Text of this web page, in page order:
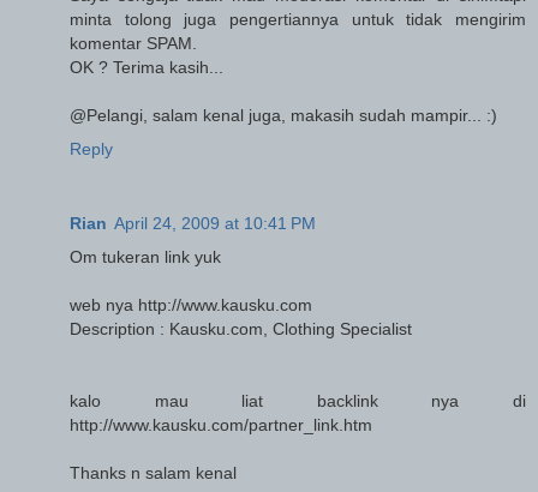
minta tolong juga pengertiannya untuk tidak mengirim
komentar SPAM.
OK ? Terima kasih...
@Pelangi, salam kenal juga, makasih sudah mampir... :)
Reply
Rian April 24, 2009 at 10:41 PM
Om tukeran link yuk
web nya http://www.kausku.com
Description : Kausku.com, Clothing Specialist
kalo mau liat backlink nya di
http://www.kausku.com/partner_link.htm
Thanks n salam kenal